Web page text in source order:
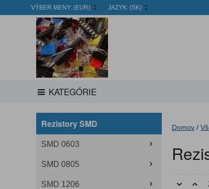
VÝBER MENY: (EUR) JAZYK: (SK)
KATEGÓRIE
Rezistory SMD
SMD 0603
SMD 0805
SMD 1206
Domov /